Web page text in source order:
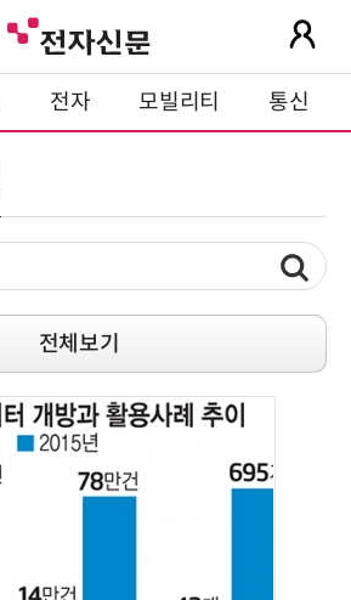
전자 모빌리티 통신
전체보기